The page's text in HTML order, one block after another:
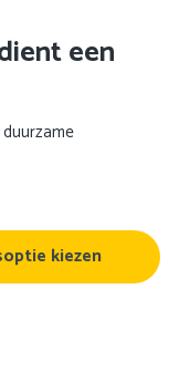
een
kiezen